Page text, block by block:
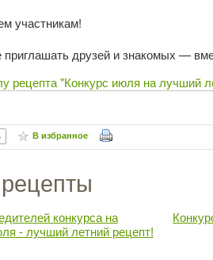
участникам!
приглашать друзей и знакомых —
рецепта "Конкурс июля на лучший
В избранное
конкурса на
- лучший летний рецепт!